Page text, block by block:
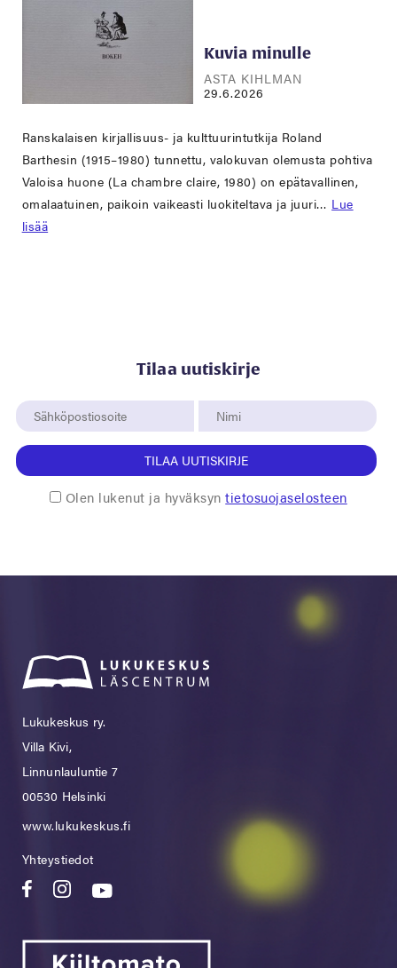
Kuvia minulle
ASTA KIHLMAN
29.6.2026
Ranskalaisen kirjallisuus- ja kulttuurintutkija Roland
Barthesin (1915–1980) tunnettu, valokuvan olemusta pohtiva
Valoisa huone (La chambre claire, 1980) on epätavallinen,
omalaatuinen, paikoin vaikeasti luokiteltava ja juuri… Lue
lisää
Tilaa uutiskirje
TILAA UUTISKIRJE
Olen lukenut ja hyväksyntietosuojaselosteen
Lukukeskus ry.
Villa Kivi,
Linnunlauluntie 7
00530 Helsinki
www.lukukeskus.fi
Yhteystiedot